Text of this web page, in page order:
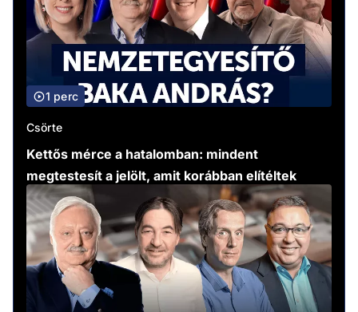
1 perc
Csörte
Kettős mérce a hatalomban: mindent
megtestesít a jelölt, amit korábban elítéltek